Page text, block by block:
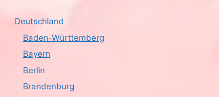
Deutschland
Baden-Württemberg
Bayern
Berlin
Brandenburg